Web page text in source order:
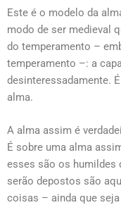
Este é o modelo da
modo de ser medieval
do temperamento –
temperamento –: a
desinteressadamente.
alma.
A alma assim é
É sobre uma alma
esses são os humildes
serão depostos são
coisas – ainda que